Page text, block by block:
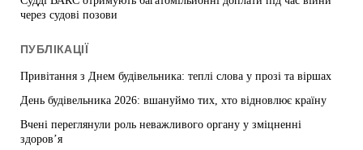
через судові позови
ПУБЛІКАЦІЇ
Привітання з Днем будівельника: теплі слова у прозі та віршах
День будівельника 2026: вшануймо тих, хто відновлює країну
Вчені переглянули роль неважливого органу у зміцненні
здоров’я